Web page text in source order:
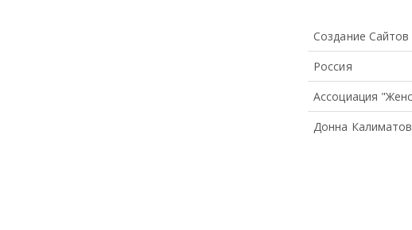
Создание Сайтов
Россия
Ассоциация
Донна